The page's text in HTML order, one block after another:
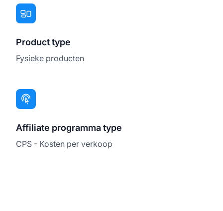
Product type
Fysieke producten
Affiliate programma type
CPS - Kosten per verkoop